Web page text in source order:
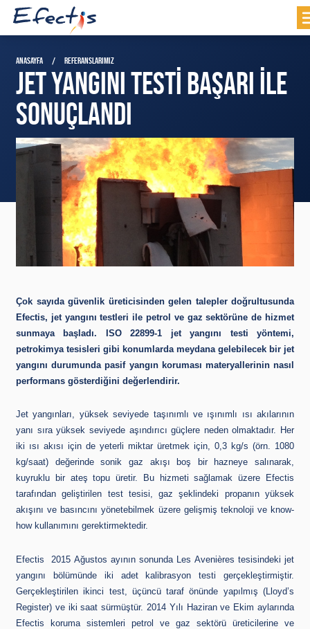
ANASAYFA REFERANSLARIMIZ
JET YANGINI TESTI BAŞARI ILE
SONUÇLANDI
Çok sayıda güvenlik üreticisinden gelen talepler doğrultusunda
Efectis, jet yangını testleri ile petrol ve gaz sektörüne de hizmet
sunmaya başladı. ISO 22899-1 jet yangını testi yöntemi,
petrokimya tesisleri gibi konumlarda meydana gelebilecek bir jet
yangını durumunda pasif yangın koruması materyallerinin nasıl
performans gösterdiğini değerlendirir.
Jet yangınları, yüksek seviyede taşınımlı ve ışınımlı ısı akılarının
yanı sıra yüksek seviyede aşındırıcı güçlere neden olmaktadır. Her
iki ısı akısı için de yeterli miktar üretmek için, 0,3 kg/s (örn. 1080
kg/saat) değerinde sonik gaz akışı boş bir hazneye salınarak,
kuyruklu bir ateş topu üretir. Bu hizmeti sağlamak üzere Efectis
tarafından geliştirilen test tesisi, gaz şeklindeki propanın yüksek
akışını ve basıncını yönetebilmek üzere gelişmiş teknoloji ve know-
how kullanımını gerektirmektedir.
Efectis 2015 Ağustos ayının sonunda Les Avenières tesisindeki jet
yangını bölümünde iki adet kalibrasyon testi gerçekleştirmiştir.
Gerçekleştirilen ikinci test, üçüncü taraf önünde yapılmış (Lloyd’s
Register) ve iki saat sürmüştür. 2014 Yılı Haziran ve Ekim aylarında
Efectis koruma sistemleri petrol ve gaz sektörü üreticilerine ve